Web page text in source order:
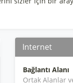
Internet
Bağlantı Alanı
Ortak Alanlar